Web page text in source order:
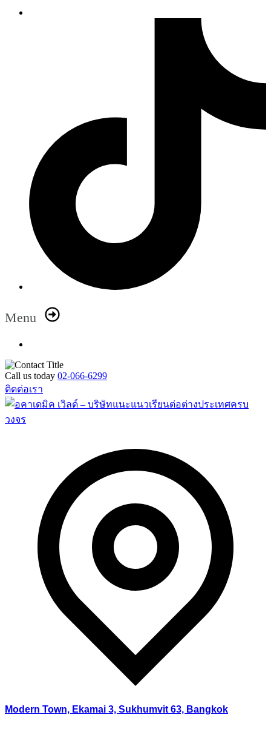
Menu
Call us today 02-066-6299
ติดต่อเรา
Modern Town, Ekamai 3, Sukhumvit 63, Bangkok